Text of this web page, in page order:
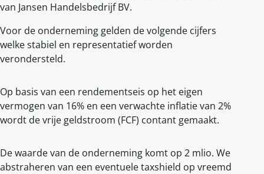
van Jansen Handelsbedrijf BV.
Voor de onderneming gelden de volgende cijfers
welke stabiel en representatief worden
verondersteld.
Op basis van een rendementseis op het eigen
vermogen van 16% en een verwachte inflatie van 2%
wordt de vrije geldstroom (FCF) contant gemaakt.
De waarde van de onderneming komt op 2 mlio. We
abstraheren van een eventuele taxshield op vreemd